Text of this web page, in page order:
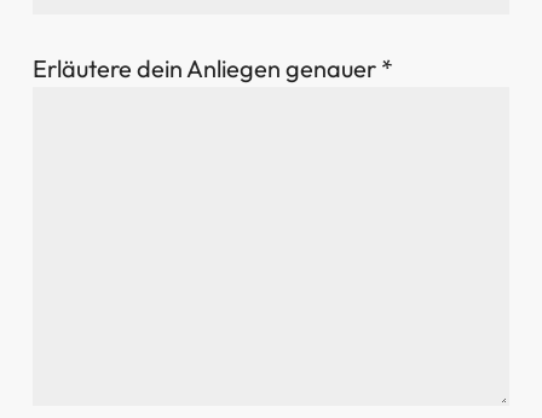
Erläutere dein Anliegen genauer *